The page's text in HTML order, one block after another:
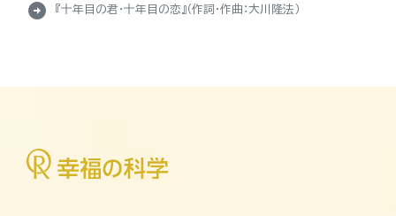
arrow_circle_right 『十年目の君・十年目の恋』（作詞・作曲：大川隆法）